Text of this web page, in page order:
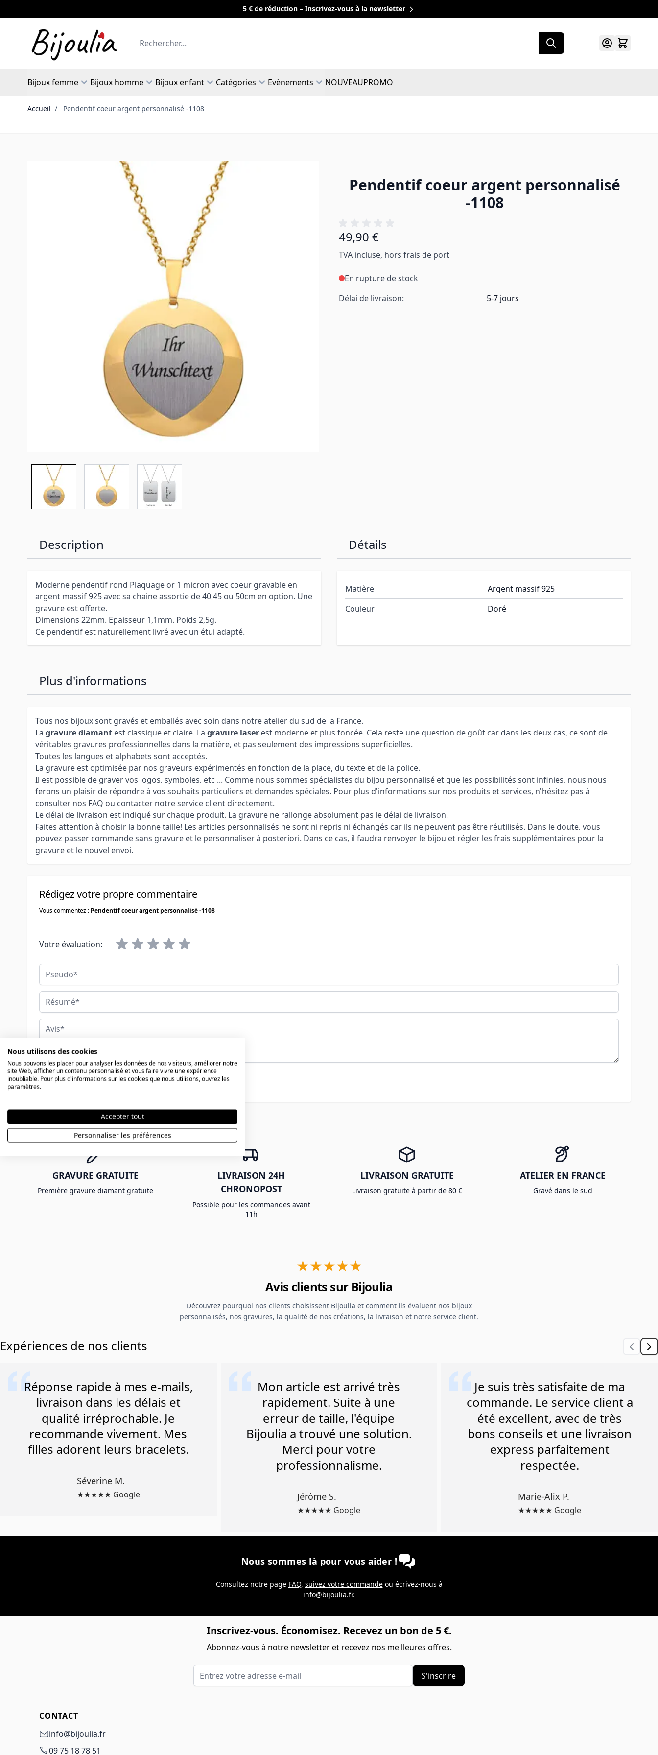
5 € de réduction – Inscrivez-vous à la newsletter
Rechercher
Bijoux femme Bijoux homme Bijoux enfant Catégories Evènements NOUVEAUPROMO
Accueil / Pendentif coeur argent personnalisé -1108
Pendentif coeur argent personnalisé
-1108
49,90 €
TVA incluse, hors frais de port
En rupture de stock
Délai de livraison:
5-7 jours
Description
Moderne pendentif rond Plaquage or 1 micron avec coeur gravable en
argent massif 925 avec sa chaine assortie de 40,45 ou 50cm en option. Une
gravure est offerte.
Dimensions 22mm. Epaisseur 1,1mm. Poids 2,5g.
Ce pendentif est naturellement livré avec un étui adapté.
Détails
Matière
Argent massif 925
Couleur
Doré
Plus d'informations
Tous nos bijoux sont gravés et emballés avec soin dans notre atelier du sud de la France.
La gravure diamant est classique et claire. La gravure laser est moderne et plus foncée. Cela reste une question de goût car dans les deux cas, ce sont de
véritables gravures professionnelles dans la matière, et pas seulement des impressions superficielles.
Toutes les langues et alphabets sont acceptés.
La gravure est optimisée par nos graveurs expérimentés en fonction de la place, du texte et de la police.
Il est possible de graver vos logos, symboles, etc ... Comme nous sommes spécialistes du bijou personnalisé et que les possibilités sont infinies, nous nous
ferons un plaisir de répondre à vos souhaits particuliers et demandes spéciales. Pour plus d'informations sur nos produits et services, n'hésitez pas à
consulter nos FAQ ou contacter notre service client directement.
Le délai de livraison est indiqué sur chaque produit. La gravure ne rallonge absolument pas le délai de livraison.
Faites attention à choisir la bonne taille! Les articles personnalisés ne sont ni repris ni échangés car ils ne peuvent pas être réutilisés. Dans le doute, vous
pouvez passer commande sans gravure et le personnaliser à posteriori. Dans ce cas, il faudra renvoyer le bijou et régler les frais supplémentaires pour la
gravure et le nouvel envoi.
Rédigez votre propre commentaire
Vous commentez : Pendentif coeur argent personnalisé -1108
Votre évaluation:
Pseudo
Résumé
Avis
Soumettre l’avis
GRAVURE GRATUITE
Première gravure diamant gratuite
LIVRAISON 24H
CHRONOPOST
Possible pour les commandes avant
11h
LIVRAISON GRATUITE
Livraison gratuite à partir de 80 €
ATELIER EN FRANCE
Gravé dans le sud
★★★★★
Avis clients sur Bijoulia
Découvrez pourquoi nos clients choisissent Bijoulia et comment ils évaluent nos bijoux
personnalisés, nos gravures, la qualité de nos créations, la livraison et notre service client.
Expériences de nos clients
Réponse rapide à mes e-mails,
livraison dans les délais et
qualité irréprochable. Je
recommande vivement. Mes
filles adorent leurs bracelets.
Séverine M.
★★★★★ Google
Mon article est arrivé très
rapidement. Suite à une
erreur de taille, l'équipe
Bijoulia a trouvé une solution.
Merci pour votre
professionnalisme.
Jérôme S.
★★★★★ Google
Je suis très satisfaite de ma
commande. Le service client a
été excellent, avec de très
bons conseils et une livraison
express parfaitement
respectée.
Marie-Alix P.
★★★★★ Google
Nous sommes là pour vous aider !
Consultez notre page FAQ, suivez votre commandeou écrivez-nous à
info@bijoulia.fr.
Inscrivez-vous. Économisez. Recevez un bon de 5 €.
Abonnez-vous à notre newsletter et recevez nos meilleures offres.
Entrez votre adresse e-mail S'inscrire
CONTACT
info@bijoulia.fr
09 75 18 78 51
Nous utilisons des cookies
Nous pouvons les placer pour analyser les données de nos visiteurs, améliorer notre
site Web, afficher un contenu personnalisé et vous faire vivre une expérience
inoubliable. Pour plus d'informations sur les cookies que nous utilisons, ouvrez les
paramètres.
Accepter tout
Personnaliser les préférences